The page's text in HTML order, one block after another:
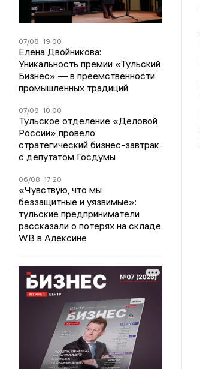
07/08 19:00
Елена Двойникова:
Уникальность премии «Тульский
Бизнес» — в преемственности
промышленных традиций
07/08 10:00
Тульское отделение «Деловой
России» провело
стратегический бизнес-завтрак
с депутатом Госдумы
06/08 17:20
«Чувствую, что мы
беззащитные и уязвимые»:
тульские предприниматели
рассказали о потерях на складе
WB в Алексине